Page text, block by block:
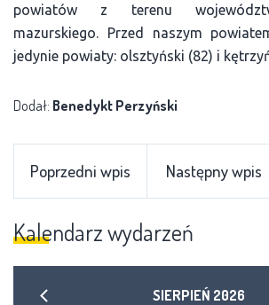
powiatów z terenu
mazurskiego. Przed naszym
jedynie powiaty: olsztyński (82) i
Dodał: Benedykt Perzyński
Poprzedni wpis Następny wpis
Kalendarz wydarzeń
SIERPIEŃ 2026